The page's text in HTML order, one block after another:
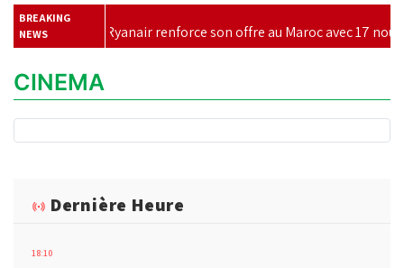
BREAKING
NEWS
Ryanair renforce son offre au Maroc avec 17 nouvelles lignes
CINEMA
Dernière Heure
18:10